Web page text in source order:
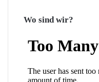
Wo sind wir?